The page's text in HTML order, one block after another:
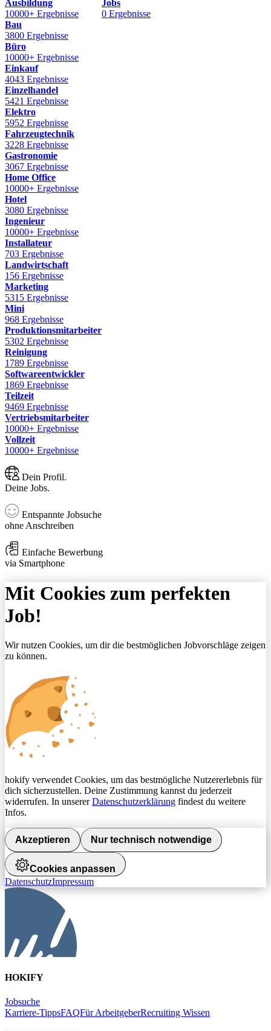
Ausbildung
10000+ Ergebnisse
Bau
3800 Ergebnisse
Büro
10000+ Ergebnisse
Einkauf
4043 Ergebnisse
Einzelhandel
5421 Ergebnisse
Elektro
5952 Ergebnisse
Fahrzeugtechnik
3228 Ergebnisse
Gastronomie
3067 Ergebnisse
Home Office
10000+ Ergebnisse
Hotel
3080 Ergebnisse
Ingenieur
10000+ Ergebnisse
Installateur
703 Ergebnisse
Landwirtschaft
156 Ergebnisse
Marketing
5315 Ergebnisse
Mini
968 Ergebnisse
Produktionsmitarbeiter
5302 Ergebnisse
Reinigung
1789 Ergebnisse
Softwareentwickler
1869 Ergebnisse
Teilzeit
9469 Ergebnisse
Vertriebsmitarbeiter
10000+ Ergebnisse
Vollzeit
10000+ Ergebnisse
Jobs
0 Ergebnisse
Dein Profil.
Deine Jobs.
Entspannte Jobsuche
ohne Anschreiben
Einfache Bewerbung
via Smartphone
Mit Cookies zum perfekten
Job!
Wir nutzen Cookies, um dir die bestmöglichen Jobvorschläge zeigen
zu können.
hokify verwendet Cookies, um das bestmögliche Nutzererlebnis für
dich sicherzustellen. Deine Zustimmung kannst du jederzeit
widerrufen. In unsererDatenschutzerklärung findest du weitere
Infos.
Akzeptieren Nur technisch notwendige
Cookies anpassen
DatenschutzImpressum
HOKIFY
Jobsuche
Karriere-TippsFAQFür ArbeitgeberRecruiting Wissen